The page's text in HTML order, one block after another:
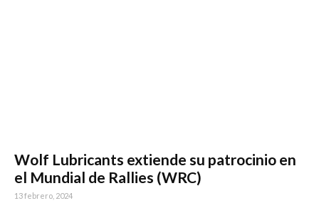
Wolf Lubricants extiende su patrocinio en
el Mundial de Rallies (WRC)
13 febrero, 2024